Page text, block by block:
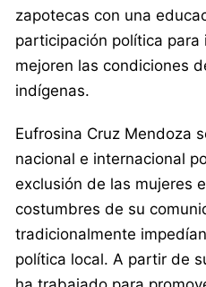
zapotecas con una
participación política para
mejoren las condiciones
indígenas.
Eufrosina Cruz Mendoza
nacional e internacional
exclusión de las mujeres
costumbres de su
tradicionalmente
política local. A partir de